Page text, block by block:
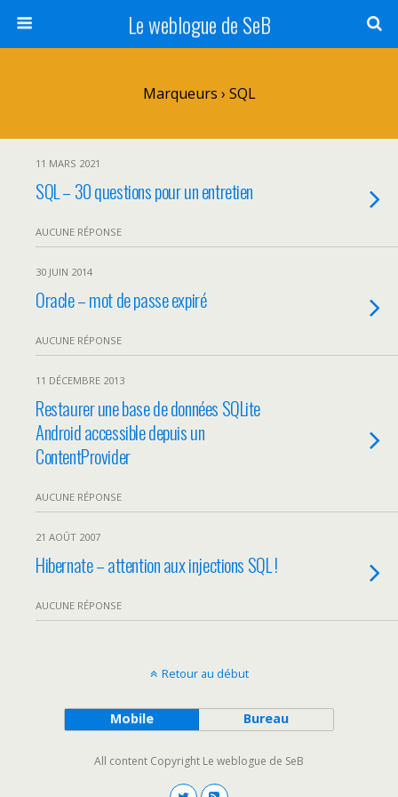
Le weblogue de SeB
Marqueurs › SQL
11 MARS 2021
SQL – 30 questions pour un entretien
AUCUNE RÉPONSE
30 JUIN 2014
Oracle – mot de passe expiré
AUCUNE RÉPONSE
11 DÉCEMBRE 2013
Restaurer une base de données SQLite
Android accessible depuis un
ContentProvider
AUCUNE RÉPONSE
21 AOÛT 2007
Hibernate – attention aux injections SQL !
AUCUNE RÉPONSE
Retour au début
Mobile Bureau
All content Copyright Le weblogue de SeB